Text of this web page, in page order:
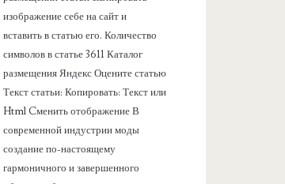
изображение себе на сайт и
вставить в статью его. Количество
символов в статье 3611 Каталог
размещения Яндекс Оцените статью
Текст статьи: Копировать: Текст или
Html Cменить отображение В
современной индустрии моды
создание по-настоящему
гармоничного и завершенного